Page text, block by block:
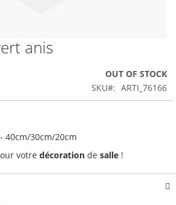
anis
OUT OF STOCK
SKU
ARTI_76166
- 40cm/30cm/20cm
votre décoration de salle !